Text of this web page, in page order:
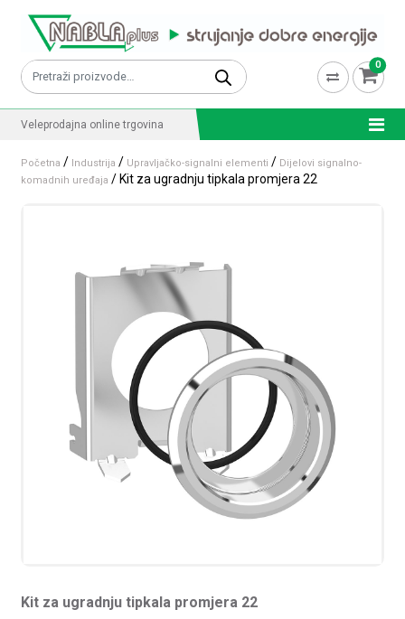
Pretraži: 0
Veleprodajna online trgovina
Početna / Industrija / Upravljačko-signalni elementi / Dijelovi signalno-
komadnih uređaja / Kit za ugradnju tipkala promjera 22
Kit za ugradnju tipkala promjera 22